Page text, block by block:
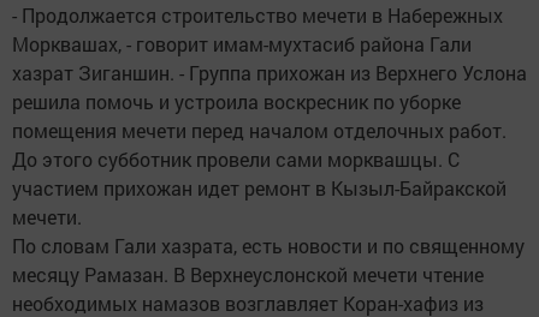
- Продолжается строительство мечети в Набережных
Морквашах, - говорит имам-мухтасиб района Гали
хазрат Зиганшин. - Группа прихожан из Верхнего Услона
решила помочь и устроила воскресник по уборке
помещения мечети перед началом отделочных работ.
До этого субботник провели сами морквашцы. С
участием прихожан идет ремонт в Кызыл-Байракской
мечети.
По словам Гали хазрата, есть новости и по священному
месяцу Рамазан. В Верхнеуслонской мечети чтение
необходимых намазов возглавляет Коран-хафиз из